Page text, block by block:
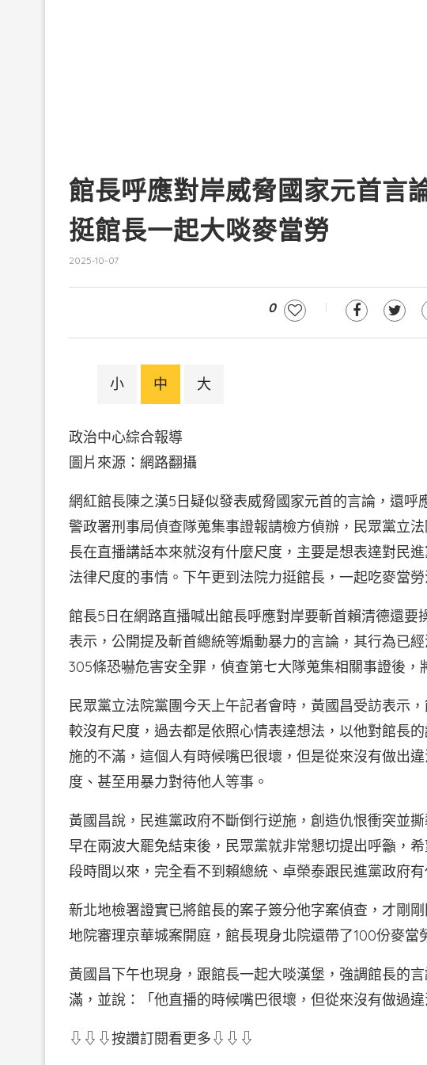
館長呼應對岸威脅國家元首
挺館長一起大啖麥當勞
2025-10-07
0
小 中 大
政治中心綜合報導
圖片來源：網路翻攝
網紅館長陳之漢5日疑似發表威脅國家元首的言論，還呼
警政署刑事局偵查隊蒐集事證報請檢方偵辦，民眾黨立
長在直播講話本來就沒有什麼尺度，主要是想表達對民
法律尺度的事情。下午更到法院力挺館長，一起吃麥當勞
館長5日在網路直播喊出館長呼應對岸要斬首賴清德還要
表示，公開提及斬首總統等煽動暴力的言論，其行為已
305條恐嚇危害安全罪，偵查第七大隊蒐集相關事證後，
民眾黨立法院黨團今天上午記者會時，黃國昌受訪表示
較沒有尺度，過去都是依照心情表達想法，以他對館長
施的不滿，這個人有時候嘴巴很壞，但是從來沒有做出
度、甚至用暴力對待他人等事。
黃國昌說，民進黨政府不斷倒行逆施，創造仇恨衝突並
早在兩波大罷免結束後，民眾黨就非常懇切提出呼籲，
段時間以來，完全看不到賴總統、卓榮泰跟民進黨政府
新北地檢署證實已將館長的案子簽分他字案偵查，才剛
地院審理京華城案開庭，館長現身北院還帶了100份麥當
黃國昌下午也現身，跟館長一起大啖漢堡，強調館長的
滿，並說：「他直播的時候嘴巴很壞，但從來沒有做過違
⇩⇩⇩按讚訂閱看更多⇩⇩⇩